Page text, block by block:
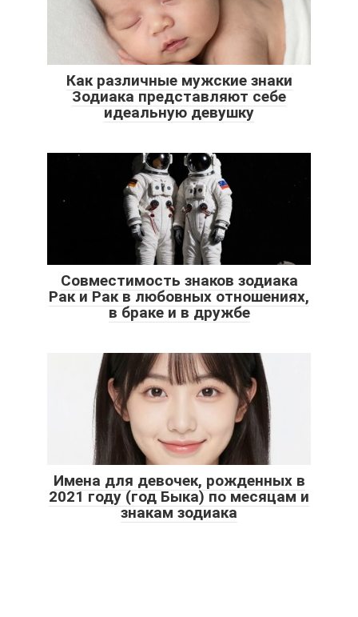
Как различные мужские знаки
Зодиака представляют себе
идеальную девушку
Совместимость знаков зодиака
Рак и Рак в любовных отношениях,
в браке и в дружбе
Имена для девочек, рожденных в
2021 году (год Быка) по месяцам и
знакам зодиака